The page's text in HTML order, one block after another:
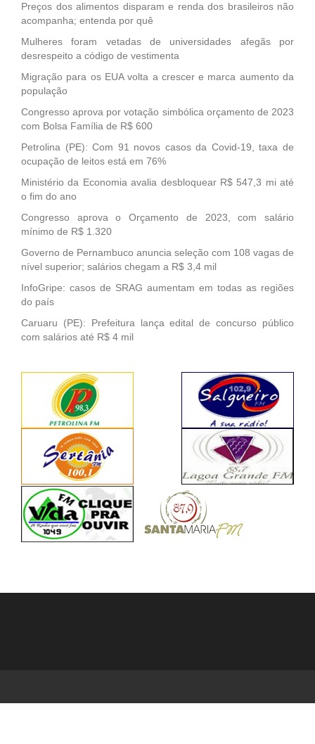
Preços dos alimentos disparam e renda dos brasileiros não
acompanha; entenda por quê
Mulheres foram vetadas de universidades afegãs por
desrespeito a código de vestimenta
Migração para os EUA volta a crescer e marca aumento da
população
Congresso aprova por votação simbólica orçamento de 2023
com Bolsa Família de R$ 600
Petrolina (PE): Com 91 novos casos da Covid-19, taxa de
ocupação de leitos está em 76%
Ministério da Economia avalia desbloquear R$ 547,3 mi até
o fim do ano
Congresso aprova o Orçamento de 2023, com salário
mínimo de R$ 1.320
Governo de Pernambuco anuncia seleção com 108 vagas de
nível superior; salários chegam a R$ 3,4 mil
InfoGripe: casos de SRAG aumentam em todas as regiões
do país
Caruaru (PE): Prefeitura lança edital de concurso público
com salários até R$ 4 mil